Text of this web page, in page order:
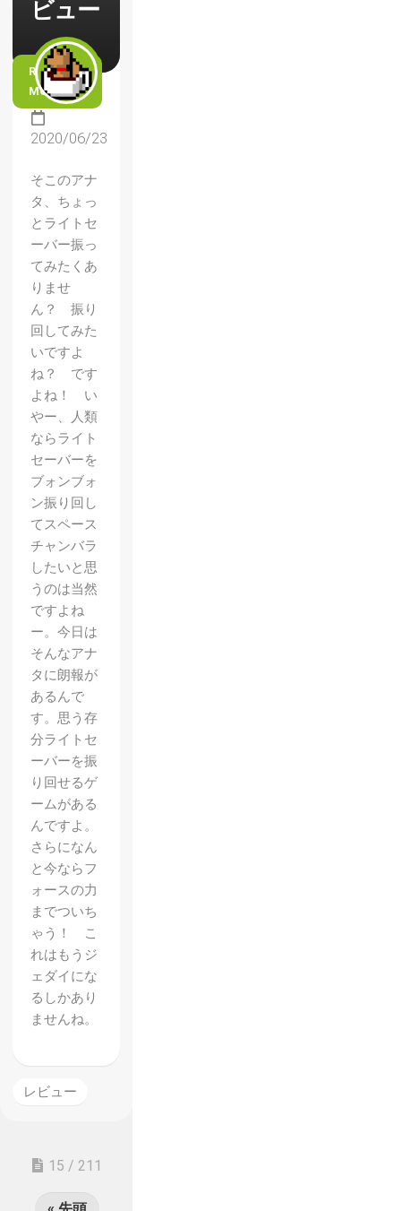
ビュー
READ
MORE
2020/06/23
そこのアナ
タ、ちょっ
とライトセ
ーバー振っ
てみたくあ
りませ
ん？ 振り
回してみた
いですよ
ね？ です
よね！ い
やー、人類
ならライト
セーバーを
ブォンブォ
ン振り回し
てスペース
チャンバラ
したいと思
うのは当然
ですよね
ー。今日は
そんなアナ
タに朗報が
あるんで
す。思う存
分ライトセ
ーバーを振
り回せるゲ
ームがある
んですよ。
さらになん
と今ならフ
ォースの力
までついち
ゃう！ こ
れはもうジ
ェダイにな
るしかあり
ませんね。
レビュー
15 / 211